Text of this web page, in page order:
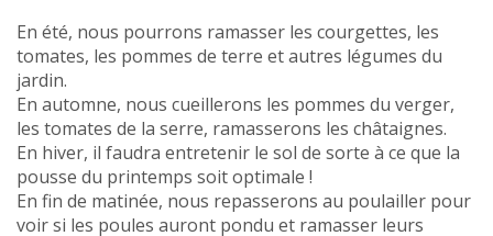
En été, nous pourrons ramasser les courgettes, les
tomates, les pommes de terre et autres légumes du
jardin.
En automne, nous cueillerons les pommes du verger,
les tomates de la serre, ramasserons les châtaignes.
En hiver, il faudra entretenir le sol de sorte à ce que la
pousse du printemps soit optimale !
En fin de matinée, nous repasserons au poulailler pour
voir si les poules auront pondu et ramasser leurs